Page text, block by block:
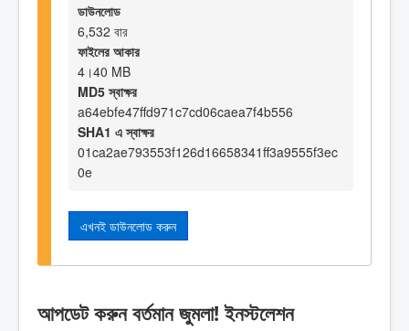
ডাউনলোড
6,532 বার
ফাইলের আকার
4।40 MB
MD5 স্বাক্ষর
a64ebfe47ffd971c7cd06caea7f4b556
SHA1 এ স্বাক্ষর
01ca2ae793553f126d16658341ff3a9555f3ec
0e
এখনই ডাউনলোড করুন
আপডেট করুন বর্তমান জুমলা! ইনস্টলেশন